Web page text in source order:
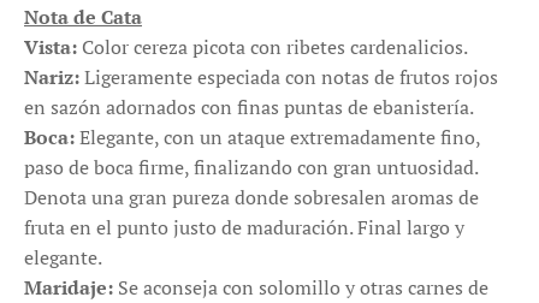
Nota de Cata
Vista: Color cereza picota con ribetes cardenalicios.
Nariz:Ligeramente especiada con notas de frutos rojos
en sazón adornados con finas puntas de ebanistería.
Boca:Elegante, con un ataque extremadamente fino,
paso de boca firme, finalizando con gran untuosidad.
Denota una gran pureza donde sobresalen aromas de
fruta en el punto justo de maduración. Final largo y
elegante.
Maridaje: Se aconseja con solomillo y otras carnes de